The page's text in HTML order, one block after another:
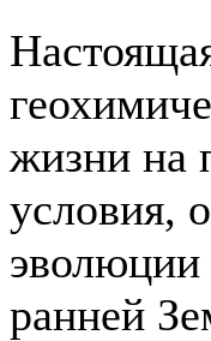
жизни на
условия,
эволюции
ранней